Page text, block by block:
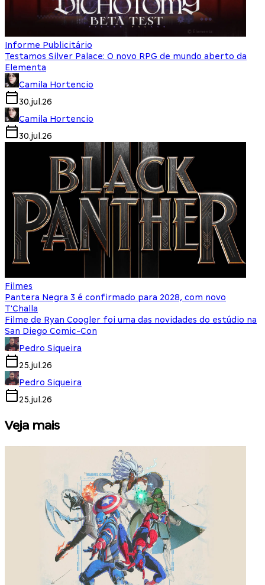
Informe Publicitário
Testamos Silver Palace: O novo RPG de mundo aberto da
Elementa
Camila Hortencio
30.jul.26
Camila Hortencio
30.jul.26
Filmes
Pantera Negra 3 é confirmado para 2028, com novo
T'Challa
Filme de Ryan Coogler foi uma das novidades do estúdio na
San Diego Comic-Con
Pedro Siqueira
25.jul.26
Pedro Siqueira
25.jul.26
Veja mais